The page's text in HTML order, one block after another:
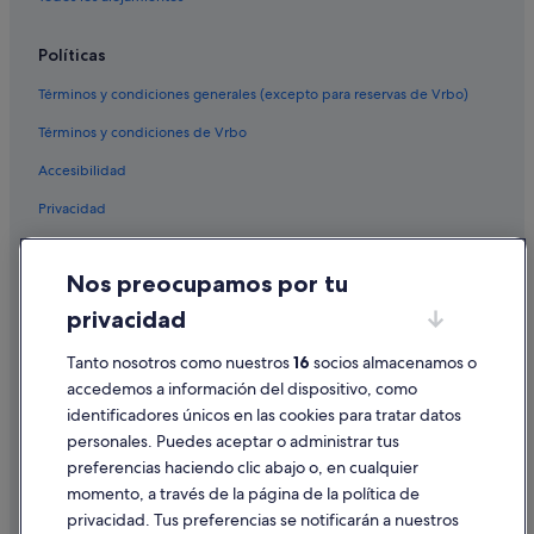
Barcelo hoteles en Morro Jable
Hoteles de 3 estrellas en Morro Jable
Hoteles que aceptan mascotas en Morro Jable
Melia hoteles en Morro Jable
Sbh Hotels en Península de Jandía
Hoteles cerca de Playa de Esquinzo
Hoteles de 5 estrellas en Península de Jandía
Casas privadas de vacaciones en Morro Jable
Hoteles de 4 estrellas en Península de Jandía
Condominios en Morro Jable
Políticas
Términos y condiciones generales (excepto para reservas de Vrbo)
Términos y condiciones de Vrbo
Accesibilidad
Privacidad
Condiciones de uso
Información legal/contacto
Pautas sobre el contenido y cómo denunciar contenido
Ayuda
Cancelar un vuelo
Nos preocupamos por tu
privacidad
Tanto nosotros como nuestros16 socios almacenamos o
accedemos a información del dispositivo, como
identificadores únicos en las cookies para tratar datos
personales. Puedes aceptar o administrar tus
preferencias haciendo clic abajo o, en cualquier
momento, a través de la página de la política de
privacidad. Tus preferencias se notificarán a nuestros